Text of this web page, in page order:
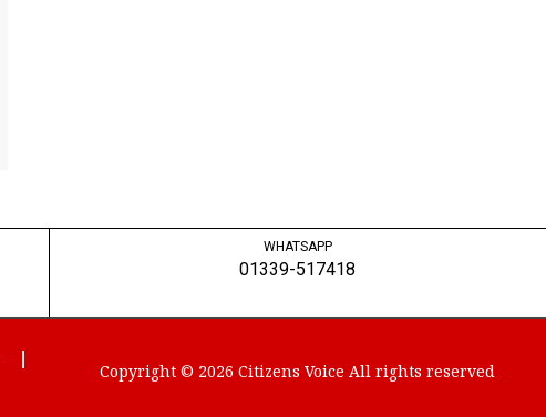
WHATSAPP
01339-517418
Copyright © 2026 Citizens Voice All rights reserved